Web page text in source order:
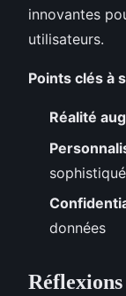
innovantes
utilisateurs.
Points clés à
Réalité
données